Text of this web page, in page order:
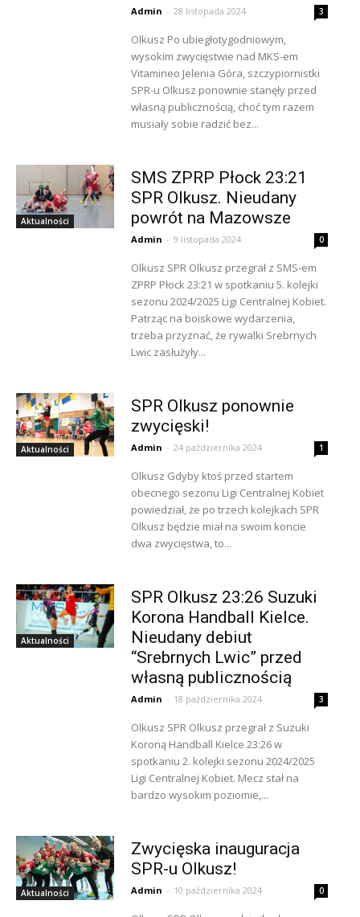
Admin - 28 listopada 2024 3
Olkusz Po ubiegłotygodniowym,
wysokim zwycięstwie nad MKS-em
Vitamineo Jelenia Góra, szczypiornistki
SPR-u Olkusz ponownie stanęły przed
własną publicznością, choć tym razem
musiały sobie radzić bez...
Aktualności
SMS ZPRP Płock 23:21
SPR Olkusz. Nieudany
powrót na Mazowsze
Admin - 9 listopada 2024 0
Olkusz SPR Olkusz przegrał z SMS-em
ZPRP Płock 23:21 w spotkaniu 5. kolejki
sezonu 2024/2025 Ligi Centralnej Kobiet.
Patrząc na boiskowe wydarzenia,
trzeba przyznać, że rywalki Srebrnych
Lwic zasłużyły...
Aktualności
SPR Olkusz ponownie
zwycięski!
Admin - 24 października 2024 1
Olkusz Gdyby ktoś przed startem
obecnego sezonu Ligi Centralnej Kobiet
powiedział, że po trzech kolejkach SPR
Olkusz będzie miał na swoim koncie
dwa zwycięstwa, to...
Aktualności
SPR Olkusz 23:26 Suzuki
Korona Handball Kielce.
Nieudany debiut
“Srebrnych Lwic” przed
własną publicznością
Admin - 18 października 2024 3
Olkusz SPR Olkusz przegrał z Suzuki
Koroną Handball Kielce 23:26 w
spotkaniu 2. kolejki sezonu 2024/2025
Ligi Centralnej Kobiet. Mecz stał na
bardzo wysokim poziomie,...
Aktualności
Zwycięska inauguracja
SPR-u Olkusz!
Admin - 10 października 2024 0